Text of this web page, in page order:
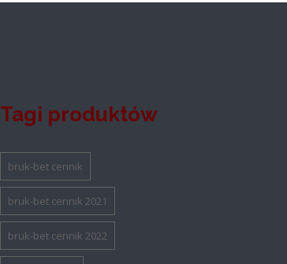
Tagi produktów
bruk-bet cennik
bruk-bet cennik 2021
bruk-bet cennik 2022